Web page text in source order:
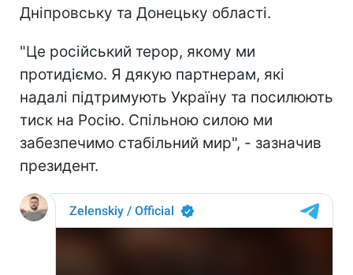
Дніпровську та Донецьку області.
"Це російський терор, якому ми
протидіємо. Я дякую партнерам, які
надалі підтримують Україну та посилюють
тиск на Росію. Спільною силою ми
забезпечимо стабільний мир", - зазначив
президент.